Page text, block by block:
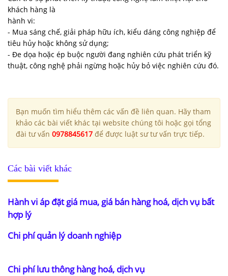
khách hàng là
hành vi:
- Mua sáng chế, giải pháp hữu ích, kiểu dáng công nghiệp để
tiêu hủy hoặc không sử dụng;
- Đe dọa hoặc ép buộc người đang nghiên cứu phát triển kỹ
thuật, công nghệ phải ngừng hoặc hủy bỏ việc nghiên cứu đó.
Bạn muốn tìm hiểu thêm các vấn đề liên quan. Hãy tham
khảo các bài viết khác tại website chúng tôi hoặc gọi tổng
đài tư vấn 0978845617 để được luật sư tư vấn trực tiếp.
Các bài viết khác
Hành vi áp đặt giá mua, giá bán hàng hoá, dịch vụ bất
hợp lý
Chi phí quản lý doanh nghiệp
Chi phí lưu thông hàng hoá, dịch vụ